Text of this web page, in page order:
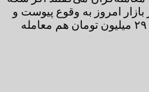
۲۹ میلیون تومان عقب‌نشینی کند. این اتفاق در بازار امروز به وقوع پیوست و
بنا بر ادعای معامله‌گران سکه امامی مرز ۲۹ میلیون و ۲۰۰ هزار تومان از دست داد و تا کف کانال ۲۹ میلیون پایین آمد. البته برخی هم مدعی بودند که سکه حتی اندکی پایین‌تر از ۲۹ میلیون تومان هم معامله